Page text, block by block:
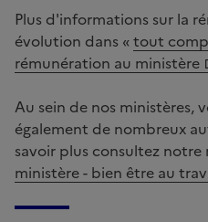
Plus d'informations sur la
évolution dans «tout
rémunération au ministère
Au sein de nos ministères,
également de nombreux
savoir plus consultez notre
ministère - bien être au